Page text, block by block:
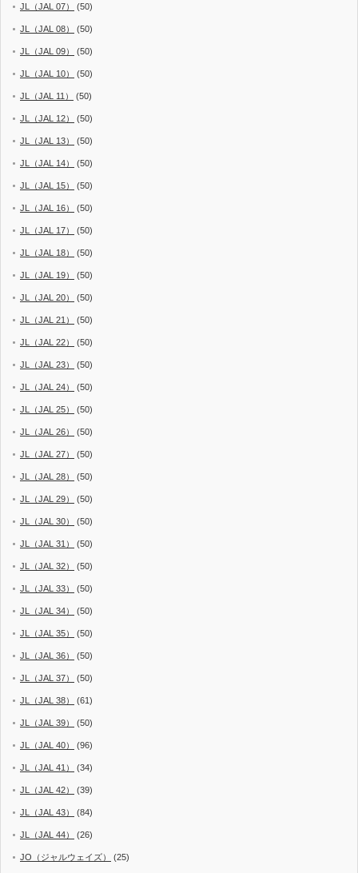
JL（JAL 07） (50)
JL（JAL 08） (50)
JL（JAL 09） (50)
JL（JAL 10） (50)
JL（JAL 11） (50)
JL（JAL 12） (50)
JL（JAL 13） (50)
JL（JAL 14） (50)
JL（JAL 15） (50)
JL（JAL 16） (50)
JL（JAL 17） (50)
JL（JAL 18） (50)
JL（JAL 19） (50)
JL（JAL 20） (50)
JL（JAL 21） (50)
JL（JAL 22） (50)
JL（JAL 23） (50)
JL（JAL 24） (50)
JL（JAL 25） (50)
JL（JAL 26） (50)
JL（JAL 27） (50)
JL（JAL 28） (50)
JL（JAL 29） (50)
JL（JAL 30） (50)
JL（JAL 31） (50)
JL（JAL 32） (50)
JL（JAL 33） (50)
JL（JAL 34） (50)
JL（JAL 35） (50)
JL（JAL 36） (50)
JL（JAL 37） (50)
JL（JAL 38） (61)
JL（JAL 39） (50)
JL（JAL 40） (96)
JL（JAL 41） (34)
JL（JAL 42） (39)
JL（JAL 43） (84)
JL（JAL 44） (26)
JO（ジャルウェイズ） (25)